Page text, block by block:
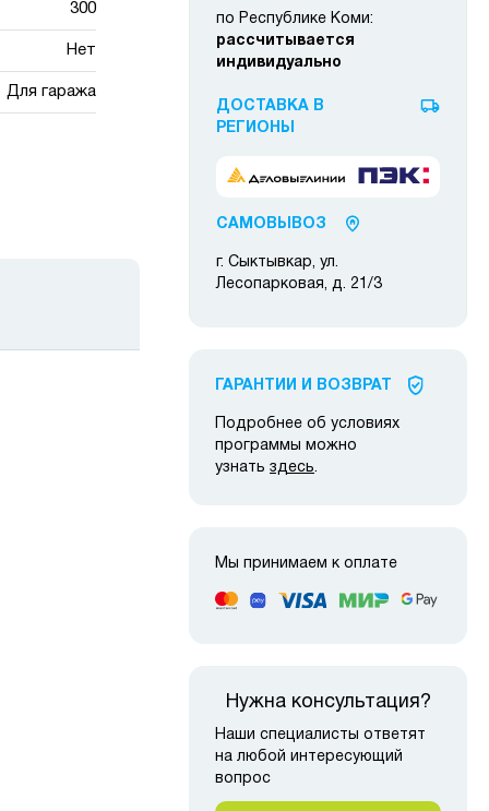
300
Нет
Для гаража
по Республике Коми:
рассчитывается
индивидуально
ДОСТАВКА В
РЕГИОНЫ
САМОВЫВОЗ
г. Сыктывкар, ул.
Лесопарковая, д. 21/3
ГАРАНТИИ И ВОЗВРАТ
Подробнее об условиях
программы можно
узнать здесь.
Мы принимаем к оплате
Нужна консультация?
Наши специалисты ответят
на любой интересующий
вопрос